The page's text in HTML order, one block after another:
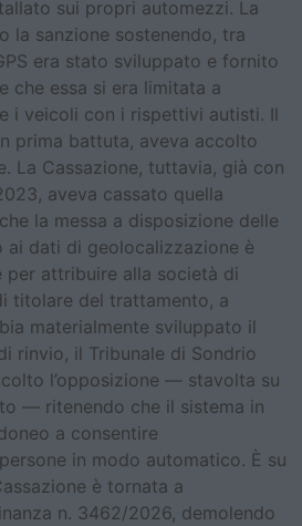
sui propri automezzi. La
la sanzione sostenendo, tra
era stato sviluppato e fornito
che essa si era limitata a
i veicoli con i rispettivi autisti. Il
prima battuta, aveva accolto
La Cassazione, tuttavia, già con
aveva cassato quella
la messa a disposizione delle
ai dati di geolocalizzazione è
attribuire alla società di
titolare del trattamento, a
materialmente sviluppato il
rinvio, il Tribunale di Sondrio
l’opposizione — stavolta su
— ritenendo che il sistema in
a consentire
in modo automatico. È su
è tornata a
n. 3462/2026, demolendo